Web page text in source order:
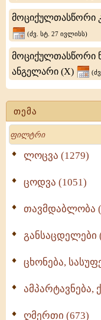
თემა
Search
ლოცვა (1279)
ცოდვა (1051)
თავმდაბლობა
განსაცდელები
ცხონება,
ამპარტავნება,
ღმერთი (673)
მოციქულთასწორი
(ძვ. სტ. 27 ივლისს)
მოციქულთასწორი
ანგელარი (X)